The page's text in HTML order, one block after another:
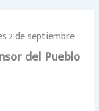
2 de septiembre
del Pueblo